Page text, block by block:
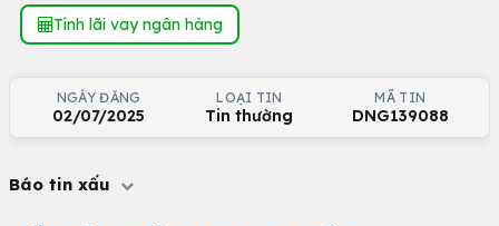
Tính lãi vay ngân hàng
NGÀY ĐĂNG
02/07/2025
LOẠI TIN
Tin thường
MÃ TIN
DNG139088
Báo tin xấu